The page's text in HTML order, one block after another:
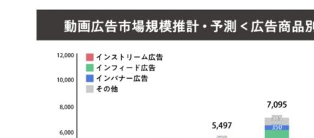
Google Cloud／BI
実績・事例